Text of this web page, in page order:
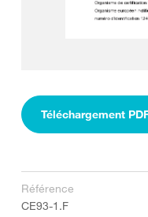
Téléchargement
Référence
CE93-1.F